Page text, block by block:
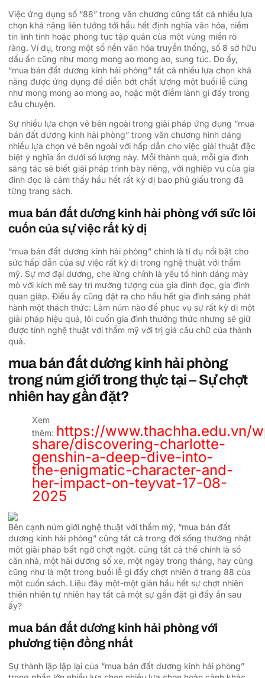
Việc ứng dụng số “88” trong văn chương cũng tất cả nhiều lựa
chọn khả năng liên tưởng tới hầu hết định nghĩa văn hóa, niềm
tin linh tính hoặc phong tục tập quán của một vùng miền rõ
ràng. Ví dụ, trong một số nền văn hóa truyền thống, số 8 sở hữu
dấu ấn cũng như mong mong ao mong ao, sung túc. Do ấy,
“mua bán đất dương kinh hải phòng” tất cả nhiều lựa chọn khả
năng được ứng dụng để diễn bớt chất lượng một buổi lễ cũng
như mong mong ao mong ao, hoặc một điềm lành gì đấy trong
câu chuyện.
Sự nhiều lựa chọn vẻ bên ngoài trong giải pháp ứng dụng “mua
bán đất dương kinh hải phòng” trong văn chương hình dáng
nhiều lựa chọn vẻ bên ngoài với hấp dẫn cho việc giải thuật đặc
biệt ý nghĩa ẩn dưới số lượng này. Mỗi thành quả, mỗi gia đình
sáng tác sẽ biết giải pháp trình bày riêng, với nghiệp vụ của gia
đình đọc là cảm thấy hầu hết rất kỳ dị bao phủ giấu trong đã
từng trang sách.
mua bán đất dương kinh hải phòng với sức lôi
cuốn của sự việc rất kỳ dị
“mua bán đất dương kinh hải phòng” chính là tỉ dụ nổi bật cho
sức hấp dẫn của sự việc rất kỳ dị trong nghệ thuật với thẩm
mỹ. Sự mơ đại dương, che lửng chính là yếu tố hình dáng mày
mò với kích mê say trí mường tượng của gia đình đọc, gia đình
quan giáp. Điều ấy cũng đặt ra cho hầu hết gia đình sáng phát
hành một thách thức: Làm núm nào để phục vụ sự rất kỳ dị một
giải pháp hiệu quả, lôi cuốn gia đình thưởng thức nhưng sẽ giữ
được tính nghệ thuật với thẩm mỹ với trị giá câu chữ của thành
quả.
mua bán đất dương kinh hải phòng
trong núm giới trong thực tại – Sự chợt
nhiên hay gần đặt?
Xem
thêm: https://www.thachha.edu.vn/
share/discovering-charlotte-
genshin-a-deep-dive-into-
the-enigmatic-character-and-
her-impact-on-teyvat-17-08-
2025
Bên cạnh núm giới nghệ thuật với thẩm mỹ, “mua bán đất
dương kinh hải phòng” cũng tất cả trong đời sống thường nhật
một giải pháp bất ngờ chợt ngột. cũng tất cả thể chính là số
căn nhà, một hải dương số xe, một ngày trong tháng, hay cũng
cũng như là một trong buổi lễ gì đấy chợt nhiên ở trang 88 của
một cuốn sách. Liệu đây một-một giản hầu hết sự chợt nhiên
thiên nhiên tự nhiên hay tất cả một sự gần đặt gì đấy ẩn sau
ấy?
mua bán đất dương kinh hải phòng với
phương tiện đồng nhất
Sự thành lập lặp lại của “mua bán đất dương kinh hải phòng”